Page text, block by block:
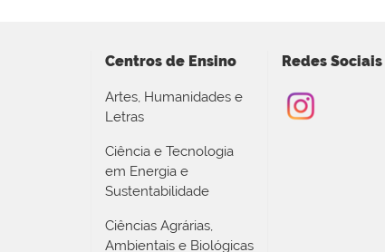
Centros de Ensino
Artes, Humanidades e
Letras
Ciência e Tecnologia
em Energia e
Sustentabilidade
Ciências Agrárias,
Ambientais e Biológicas
Redes Sociais